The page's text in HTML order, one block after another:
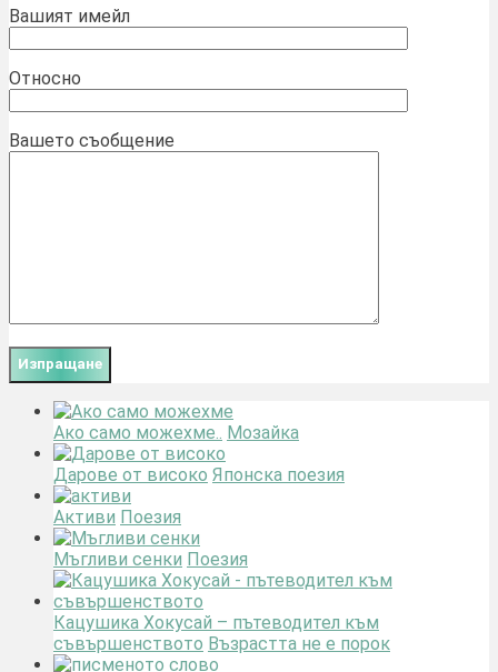
Вашият имейл
Относно
Вашето съобщение
Ако само можехме.. Мозайка
Дарове от високо Японска поезия
Активи Поезия
Мъгливи сенки Поезия
Кацушика Хокусай – пътеводител към
съвършенството Възрастта не е порок